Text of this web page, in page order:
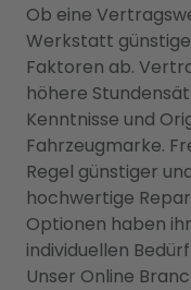
Ob eine
Werkstatt
Faktoren ab.
höhere
Kenntnisse und
Fahrzeugmarke.
Regel günstiger
hochwertige
Optionen haben
individuellen
Unser Online